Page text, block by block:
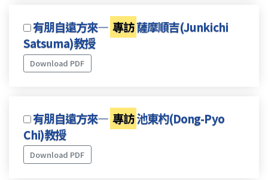
有朋自遠方來— 專訪薩摩順吉(Junkichi
Satsuma)教授
Download PDF
有朋自遠方來— 專訪池東杓(Dong-Pyo
Chi)教授
Download PDF